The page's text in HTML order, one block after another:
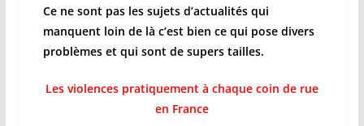
Ce ne sont pas les sujets d’actualités qui
manquent loin de là c’est bien ce qui pose divers
problèmes et qui sont de supers tailles.
Les violences pratiquement à chaque coin de rue
en France